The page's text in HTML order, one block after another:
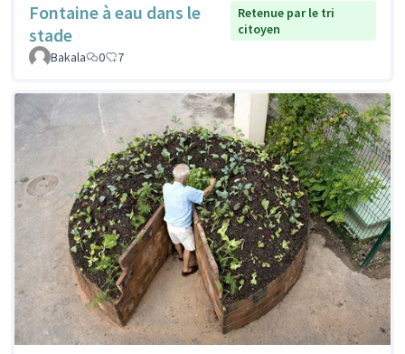
Fontaine à eau dans le
stade
Retenue par le tri
citoyen
Bakala
0 7